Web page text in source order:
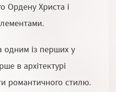
Ордену Христа і
одним із перших у
в архітектурі
романтичного стилю.